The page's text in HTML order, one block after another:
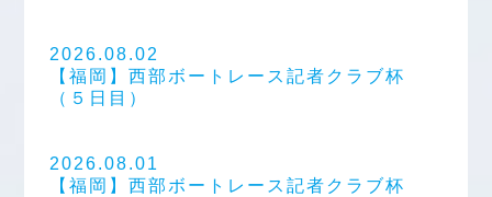
2026.08.02
【福岡】西部ボートレース記者クラブ杯
（５日目）
2026.08.01
【福岡】西部ボートレース記者クラブ杯